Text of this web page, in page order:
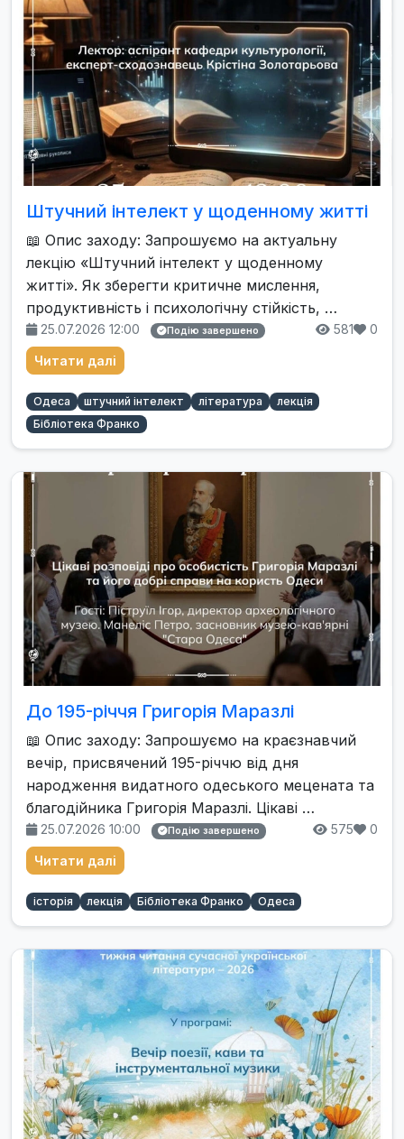
Штучний інтелект у щоденному житті
📖 Опис заходу: Запрошуємо на актуальну
лекцію «Штучний інтелект у щоденному
житті». Як зберегти критичне мислення,
продуктивність і психологічну стійкість, …
25.07.2026 12:00 Подію завершено 581 0
Читати далі
Одеса штучний інтелект література
лекція
Бібліотека Франко
До 195-річчя Григорія Маразлі
📖 Опис заходу: Запрошуємо на краєзнавчий
вечір, присвячений 195-річчю від дня
народження видатного одеського мецената та
благодійника Григорія Маразлі. Цікаві …
25.07.2026 10:00 Подію завершено 575 0
Читати далі
історія лекція Бібліотека Франко Одеса